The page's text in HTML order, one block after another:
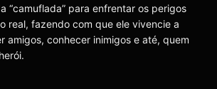
“camuflada” para enfrentar os perigos
real, fazendo com que ele vivencie a
amigos, conhecer inimigos e até, quem